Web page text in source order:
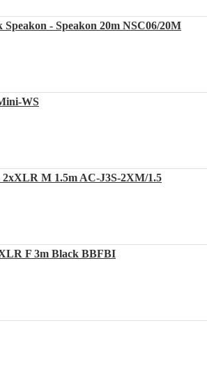
- Speakon 20m NSC06/20M
WS
M 1.5m AC-J3S-2XM/1.5
F 3m Black BBFBI